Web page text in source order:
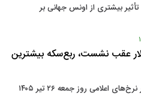
بیشتری از اونس جهانی بر
سکه در ۲۶ تیر؛ دلار عقب نشست، ربع‌سکه بیشترین
قیمت دلار، طلا و بیشتر قطعات سکه در نرخ‌های اعلامی روز جمعه ۲۶ تیر ۱۴۰۵